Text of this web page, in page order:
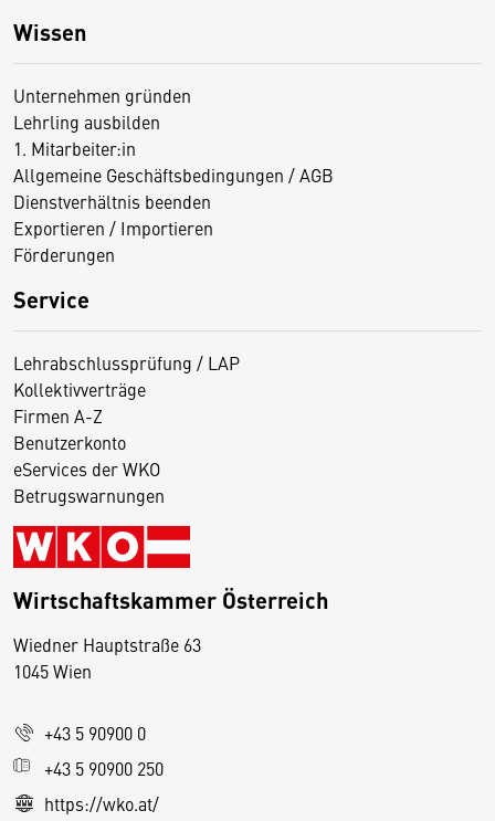
Wissen
Unternehmen gründen
Lehrling ausbilden
1. Mitarbeiter:in
Allgemeine Geschäftsbedingungen / AGB
Dienstverhältnis beenden
Exportieren / Importieren
Förderungen
Service
Lehrabschlussprüfung / LAP
Kollektivverträge
Firmen A-Z
Benutzerkonto
eServices der WKO
Betrugswarnungen
Wirtschaftskammer Österreich
Wiedner Hauptstraße 63
1045 Wien
+43 5 90900 0
+43 5 90900 250
https://wko.at/
D
s
e
S